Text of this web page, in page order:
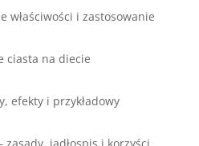
właściwości i zastosowanie
ciasta na diecie
efekty i przykładowy